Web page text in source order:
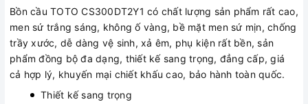
Bồn cầu TOTO CS300DT2Y1 có chất lượng sản phẩm rất cao,
men sứ trắng sáng, không ố vàng, bề mặt men sứ mịn, chống
trầy xước, dễ dàng vệ sinh, xả êm, phụ kiện rất bền, sản
phẩm đồng bộ đa dạng, thiết kế sang trọng, đẳng cấp, giá
cả hợp lý, khuyến mại chiết khấu cao, bảo hành toàn quốc.
Thiết kế sang trọng